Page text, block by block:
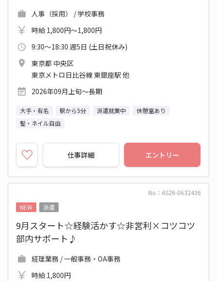
人事（採用） / 学校事務
時給 1,800円～1,800円
9:30～18:30 週5日 (土日祝休み)
東京都 中央区
東京メトロ日比谷線 東銀座駅 他
2026年09月上旬～長期
大手・有名 駅から5分 派遣就業中
休憩室あり
髪・ネイル自由
仕事詳細 エントリー
No：AS26-0632436
NEW
派遣
9月スタート☆経験活かす☆非営利×コツコツ
部内サポート♪
経理業務 / 一般事務・OA事務
時給 1,800円